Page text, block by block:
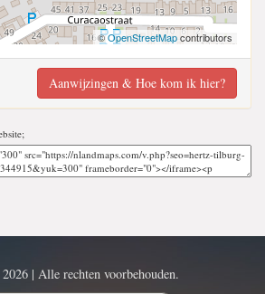
©OpenStreetMapcontributors
Aanwijzingen & Hoe kom ik hier?
| Alle rechten voorbehouden.